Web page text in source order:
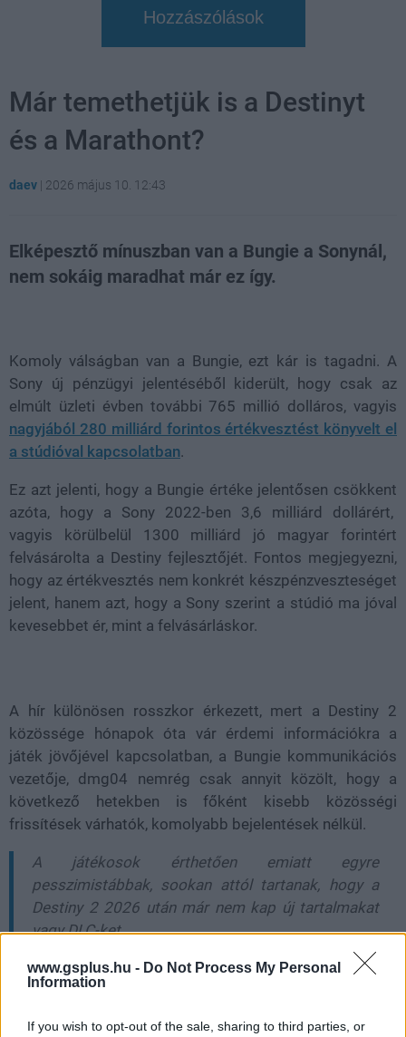
www.gsplus.hu - Do Not Process My Personal
Information
If you wish to opt-out of the sale, sharing to third parties, or
Hozzászólások
Már temethetjük is a Destinyt
és a Marathont?
daev | 2026 május 10. 12:43
Elképesztő mínuszban van a Bungie a Sonynál,
nem sokáig maradhat már ez így.
Komoly válságban van a Bungie, ezt kár is tagadni. A
Sony új pénzügyi jelentéséből kiderült, hogy csak az
elmúlt üzleti évben további 765 millió dolláros, vagyis
nagyjából 280 milliárd forintos értékvesztést könyvelt el
a stúdióval kapcsolatban.
Ez azt jelenti, hogy a Bungie értéke jelentősen csökkent
azóta, hogy a Sony 2022-ben 3,6 milliárd dollárért,
vagyis körülbelül 1300 milliárd jó magyar forintért
felvásárolta a Destiny fejlesztőjét. Fontos megjegyezni,
hogy az értékvesztés nem konkrét készpénzveszteséget
jelent, hanem azt, hogy a Sony szerint a stúdió ma jóval
kevesebbet ér, mint a felvásárláskor.
A hír különösen rosszkor érkezett, mert a Destiny 2
közössége hónapok óta vár érdemi információkra a
játék jövőjével kapcsolatban, a Bungie kommunikációs
vezetője, dmg04 nemrég csak annyit közölt, hogy a
következő hetekben is főként kisebb közösségi
frissítések várhatók, komolyabb bejelentések nélkül.
A játékosok érthetően emiatt egyre
pesszimistábbak, sookan attól tartanak, hogy a
Destiny 2 2026 után már nem kap új tartalmakat
vagy DLC-ket.
A Destiny 2 legutóbbi kiegészítője nem sikerült annyira
jól, több rendszerszintű változtatás sem ült annyira jól és